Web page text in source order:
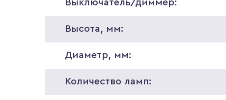
Выключатель/диммер:
Высота, мм:
Диаметр, мм:
Количество ламп: